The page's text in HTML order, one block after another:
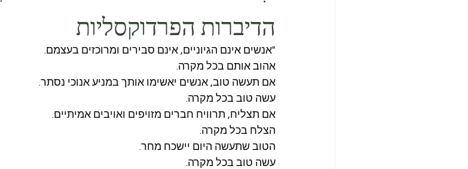
הדיברות הפרדוקסליות
"אנשים אינם הגיוניים, אינם סבירים ומרוכזים בעצמם.
אהוב אותם בכל מקרה.
אם תעשה טוב, אנשים יאשימו אותך במניע אנוכי נסתר.
עשה טוב בכל מקרה.
אם תצליח, תרוויח חברים מזויפים ואויבים אמיתיים.
הצלח בכל מקרה.
הטוב שתעשה היום יישכח מחר.
עשה טוב בכל מקרה.